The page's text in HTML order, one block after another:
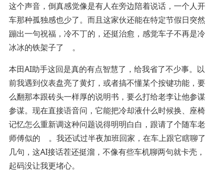
这个声音，倒真感觉像是有人在旁边陪着说话，一个人开
车那种孤独感也少了。而且这家伙还能在特定节假日突然
蹦出一句祝福，冷不丁的，还挺治愈，感觉车子不再是冷
冰冰的铁架子了
。
本田AI助手这回是真的有点智慧了，给我省了不少事。以
前我遇到仪表盘亮了黄灯，或者搞不懂某个按键功能，要
么翻那本跟砖头一样厚的说明书，要么打给老李让他参谋
参谋。现在直接语音问，它能把冷却液什么时候换、座椅
记忆怎么重新调这种问题说得明明白白，跟请了个随车老
师傅似的
。我还试过半夜加班回家，在车上跟它瞎聊了
几句，这AI接话茬还挺溜，不像有些车机聊两句就卡壳，
起码没让我更堵心。